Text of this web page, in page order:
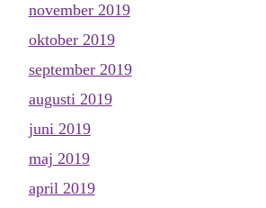
november 2019
oktober 2019
september 2019
augusti 2019
juni 2019
maj 2019
april 2019